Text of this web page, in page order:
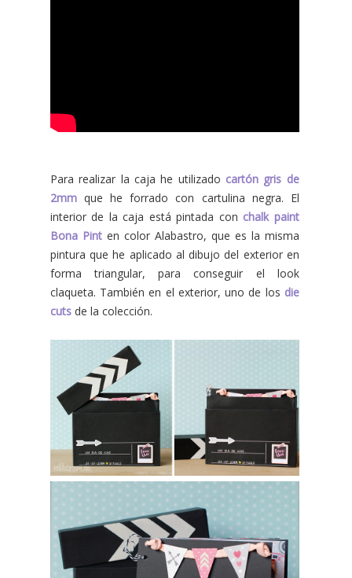
Para realizar la caja he utilizado cartón gris de
2mm que he forrado con cartulina negra. El
interior de la caja está pintada con chalk paint
Bona Pinten color Alabastro, que es la misma
pintura que he aplicado al dibujo del exterior en
forma triangular, para conseguir el look
claqueta. También en el exterior, uno de los die
cuts de la colección.